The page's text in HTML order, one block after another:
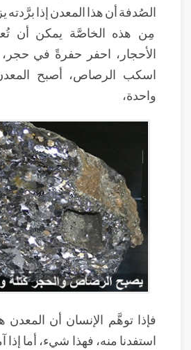
الصُدفة أن هذا المعدن إذا برَّدته
مِن هذه الخاصَّة يمكن أن
الأحجار، احفر حفرةً في حجر،
اسكب الرصاص، أصبح
واحدة،
فإذا توهَّم الإنسان أن
استفدنا منه، فهذا شيء، أما